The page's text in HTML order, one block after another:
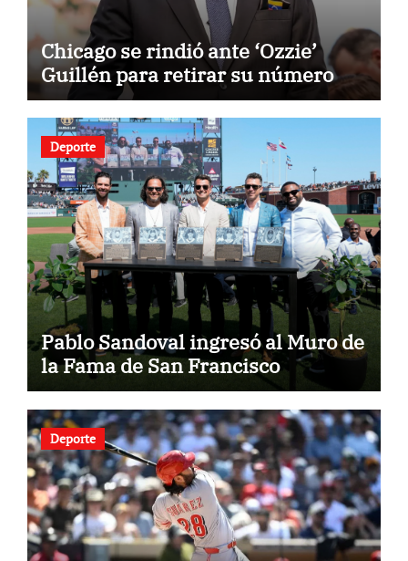
Chicago se rindió ante ‘Ozzie’
Guillén para retirar su número
Deporte
Pablo Sandoval ingresó al Muro de
la Fama de San Francisco
Deporte